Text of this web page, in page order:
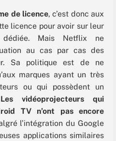
de licence, c’est donc aux
licence pour avoir sur leur
dédiée. Mais Netflix ne
au cas par cas des
Sa politique est de ne
marques ayant un très
ou qui possèdent un
Les vidéoprojecteurs qui
TV n’ont pas encore
l’intégration du Google
applications similaires